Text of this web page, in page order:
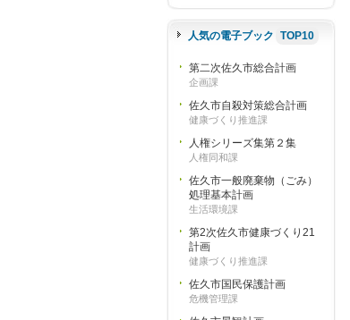
人気の電子ブック TOP10
第二次佐久市総合計画
企画課
佐久市自殺対策総合計画
健康づくり推進課
人権シリーズ集第２集
人権同和課
佐久市一般廃棄物（ごみ）
処理基本計画
生活環境課
第2次佐久市健康づくり21
計画
健康づくり推進課
佐久市国民保護計画
危機管理課